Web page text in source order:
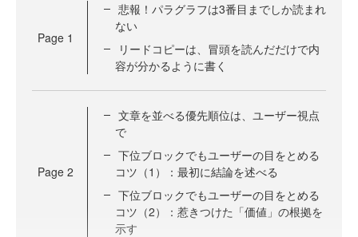
Page 1
悲報！パラグラフは3番目までしか読まれ
ない
リードコピーは、冒頭を読んだだけで内
容が分かるように書く
Page 2
文章を並べる優先順位は、ユーザー視点
で
下位ブロックでもユーザーの目をとめる
コツ（1）：最初に結論を述べる
下位ブロックでもユーザーの目をとめる
コツ（2）：惹きつけた「価値」の根拠を
示す